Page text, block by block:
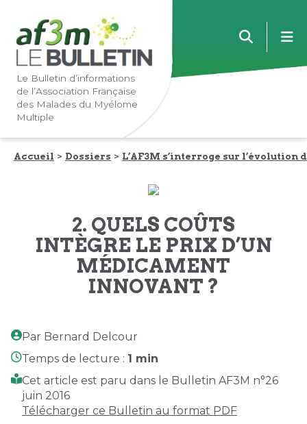
Lien
vers
navigation
principale
Lien
vers
contenu
principal
Le Bulletin d’informations
de l’Association Française
des Malades du Myélome
Multiple
Accueil Dossiers L’AF3M s’interroge sur l’évolution
2. QUELS COÛTS
INTÈGRE LE PRIX D’UN
MÉDICAMENT
INNOVANT ?
Par Bernard Delcour
Temps de lecture : 1 min
Cet article est paru dans le Bulletin AF3M n°26
juin 2016
Télécharger ce Bulletin au format PDF